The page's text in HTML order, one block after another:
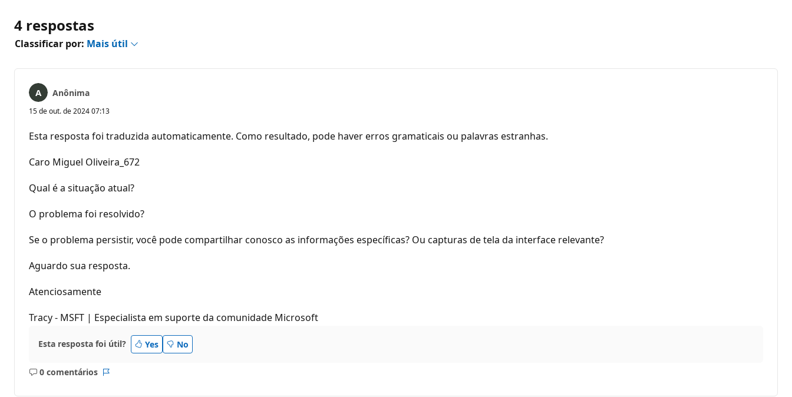
4 respostas
Classificar por: Mais útil
Anônima
15 de out. de 2024 07:13
Esta resposta foi traduzida automaticamente. Como resultado, pode haver erros gramaticais ou palavras estranhas.
Caro Miguel Oliveira_672
Qual é a situação atual?
O problema foi resolvido?
Se o problema persistir, você pode compartilhar conosco as informações específicas? Ou capturas de tela da interface relevante?
Aguardo sua resposta.
Atenciosamente
Tracy - MSFT | Especialista em suporte da comunidade Microsoft
Esta resposta foi útil? Yes No
0 comentários
Sem